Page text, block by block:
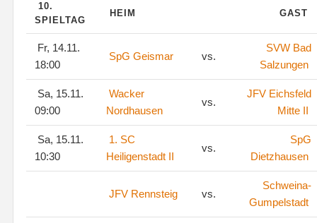
10.
SPIELTAG
HEIM GAST
Fr, 14.11.
18:00
SpG Geismar vs.
SVW Bad
Salzungen
Sa, 15.11.
09:00
Wacker
Nordhausen
vs.
JFV Eichsfeld
Mitte II
Sa, 15.11.
10:30
1. SC
Heiligenstadt II
vs.
SpG
Dietzhausen
JFV Rennsteig vs.
Schweina-
Gumpelstadt